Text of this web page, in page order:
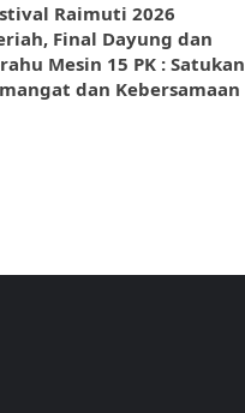
Raimuti 2026
Final Dayung dan
Mesin 15 PK : Satukan
dan Kebersamaan